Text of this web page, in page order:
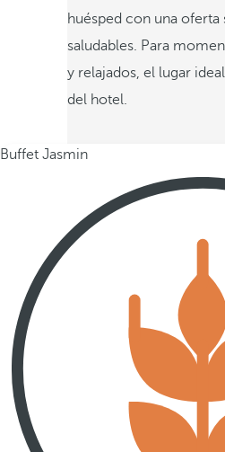
huésped con una oferta
saludables. Para
y relajados, el lugar
del hotel.
Buffet Jasmin